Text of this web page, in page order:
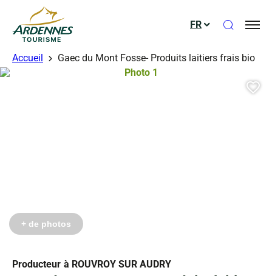
ADT des Ardennes
FR Ouvrir
Accueil Gaec du Mont Fosse- Produits laitiers frais bio
Producteur à ROUVROY SUR AUDRY
Photo 1, © Droits gérés
+ de photos